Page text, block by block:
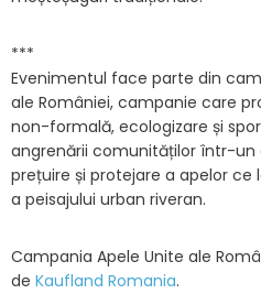
***
Evenimentul face parte din
ale României, campanie care
non-formală, ecologizare și
angrenării comunităților într-un
prețuire și protejare a apelor ce
a peisajului urban riveran.
Campania Apele Unite ale
de Kaufland Romania.